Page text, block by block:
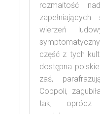
rozmaitość
zapełniających
wierzeń
część z tych
dostępna
zaś,
Coppoli,
tak, oprócz